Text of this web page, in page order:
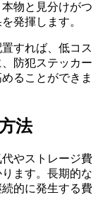
物と見分けがつ
発揮します。
すれば、低コス
防犯ステッカー
ることができま
法
やストレージ費
ます。長期的な
的に発生する費